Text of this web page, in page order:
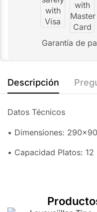
Garantía de
Descripción
Datos Técnicos
• Dimensiones:
• Capacidad Platos: 12